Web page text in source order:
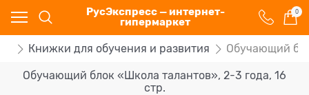
РусЭкспресс — интернет-
гипермаркет
0
Книжки для обучения и развития Обучающий
Обучающий блок «Школа талантов», 2-3 года, 16
стр.